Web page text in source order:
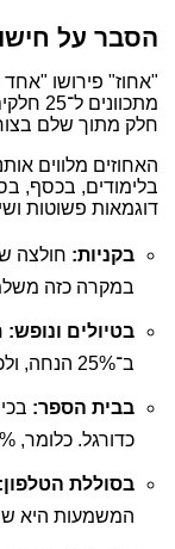
הסבר על
חלק מתוך שלם
האחוזים מלווים
בלימודים, בכסף,
דוגמאות פשוטות
בקניות:
במקרה כזה משלמים
בטיולים ונופש:
ב־25% הנחה, ולכן המחיר החדש יהיה 3,000 ₪.
בבית הספר:
כדורגל. כלומר, 60% מהכיתה אוהבים כדורגל.
בסוללת הטלפון:
המשמעות היא